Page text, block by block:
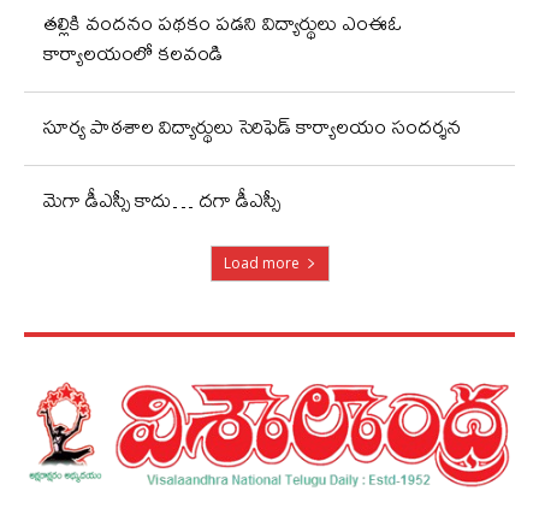
తల్లికి వందనం పథకం పడని విద్యార్థులు ఎంఈఓ
కార్యాలయంలో కలవండి
సూర్య పాఠశాల విద్యార్థులు సెరిఫెడ్ కార్యాలయం సందర్శన
మెగా డీఎస్సీ కాదు… దగా డీఎస్సీ
Load more